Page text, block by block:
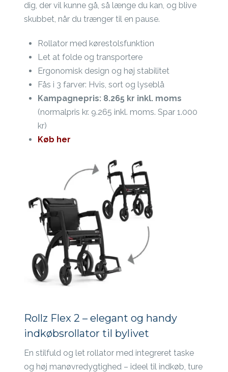
dig, der vil kunne gå, så længe du kan, og blive
skubbet, når du trænger til en pause.
Rollator med kørestolsfunktion
Let at folde og transportere
Ergonomisk design og høj stabilitet
Fås i 3 farver: Hvis, sort og lyseblå
Kampagnepris: 8.265 kr inkl. moms
(normalpris kr. 9.265 inkl. moms. Spar 1.000
kr)
Køb her
Rollz Flex 2 – elegant og handy
indkøbsrollator til bylivet
En stilfuld og let rollator med integreret taske
og høj manøvredygtighed – ideel til indkøb, ture